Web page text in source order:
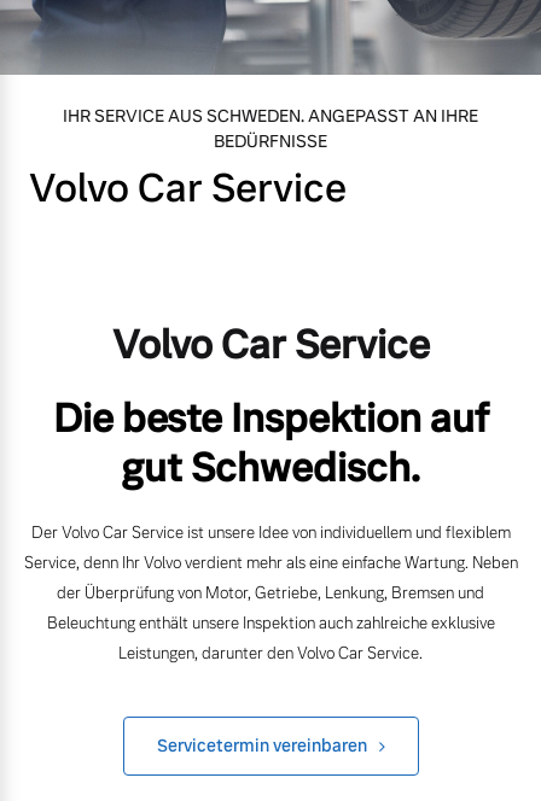
Gebrauchtwagen
Aktuelle Zubehörangebote
Zubehörkatalog
Service by Volvo
Unsere News & Events
IHR SERVICE AUS SCHWEDEN. ANGEPASST AN IHRE
BEDÜRFNISSE
Volvo Car Service
Volvo Car Service
Die beste Inspektion auf
gut Schwedisch.
Der Volvo Car Service ist unsere Idee von individuellem und flexiblem
Service, denn Ihr Volvo verdient mehr als eine einfache Wartung. Neben
der Überprüfung von Motor, Getriebe, Lenkung, Bremsen und
Beleuchtung enthält unsere Inspektion auch zahlreiche exklusive
Leistungen, darunter den Volvo Car Service.
Servicetermin vereinbaren